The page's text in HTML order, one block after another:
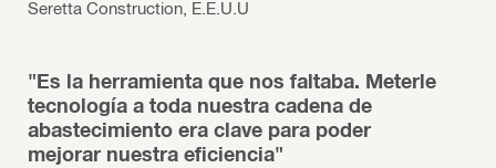
Seretta Construction, E.E.U.U
"Es la herramienta que nos faltaba. Meterle
tecnología a toda nuestra cadena de
abastecimiento era clave para poder
mejorar nuestra eficiencia"